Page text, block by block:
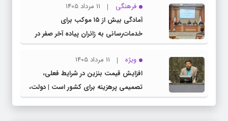
مدیرکل آموزش و پرورش خراسان رضوی
فرهنگی
11 مرداد 1405
آمادگی بیش از ۱۵ موکب برای
خدمات‌رسانی به زائران پیاده آخر صفر در
شهرستان چناران
ویژه
11 مرداد 1405
افزایش قیمت بنزین در شرایط فعلی،
تصمیمی پرهزینه برای کشور است | دولت،
قاچاق سوخت و عوامل اصلی ناترازی را